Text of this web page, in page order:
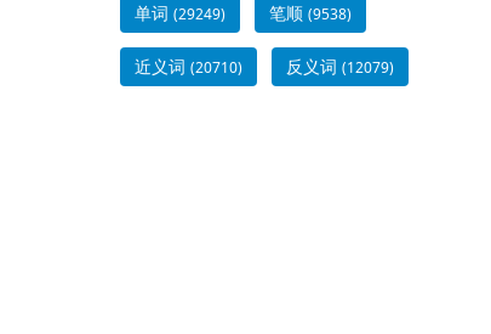
单词 (29249) 笔顺 (9538)
近义词 (20710) 反义词 (12079)